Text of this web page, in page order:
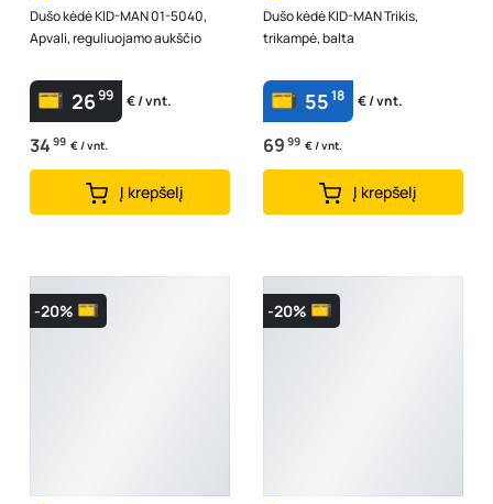
Dušo kėdė KID-MAN 01-5040,
Apvali, reguliuojamo aukščio
2699 € / vnt.
34 99 € / vnt.
Į krepšelį
Dušo kėdė KID-MAN Trikis,
trikampė, balta
5518 € / vnt.
69 99 € / vnt.
Į krepšelį
-20% -20%